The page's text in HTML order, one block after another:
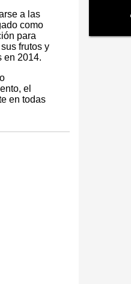
a las
como
para
frutos y
en 2014.
el
en todas